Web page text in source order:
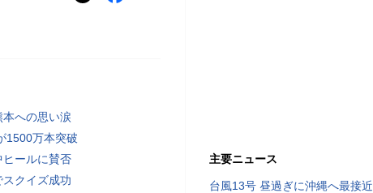
への思い涙
1500万本突破
ヒールに賛否
クイズ成功
主要ニュース
台風13号 昼過ぎに沖縄へ最接近